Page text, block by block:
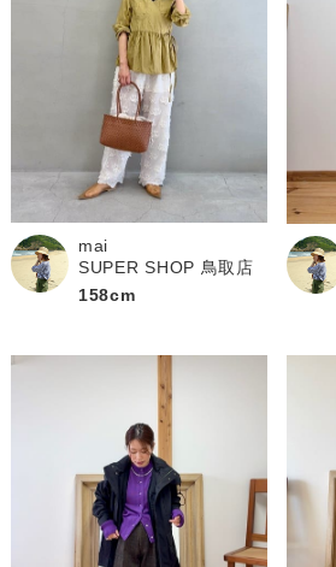
ご利用ガイド
ギフトラッピング
お問い合わせ
この条件で絞り込む
mai
SUPER SHOP 鳥取店
158cm